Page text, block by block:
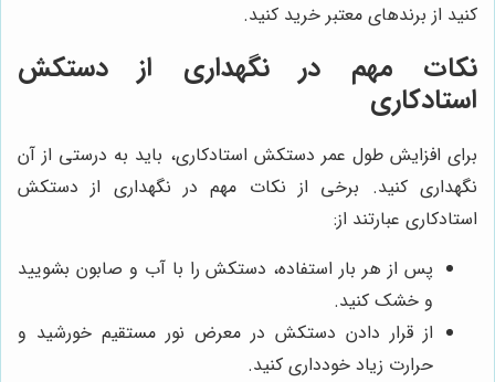
کنید از برندهای معتبر خرید کنید.
نکات مهم در نگهداری از دستکش
استادکاری
برای افزایش طول عمر دستکش استادکاری، باید به درستی از آن
نگهداری کنید. برخی از نکات مهم در نگهداری از دستکش
استادکاری عبارتند از:
پس از هر بار استفاده، دستکش را با آب و صابون بشویید
و خشک کنید.
از قرار دادن دستکش در معرض نور مستقیم خورشید و
حرارت زیاد خودداری کنید.